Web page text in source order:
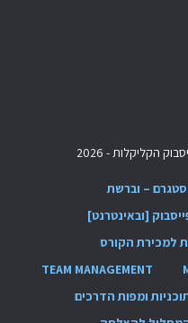
הקליקלות - 2026
TEAM MANAGEMENT
ומפות הדרכים